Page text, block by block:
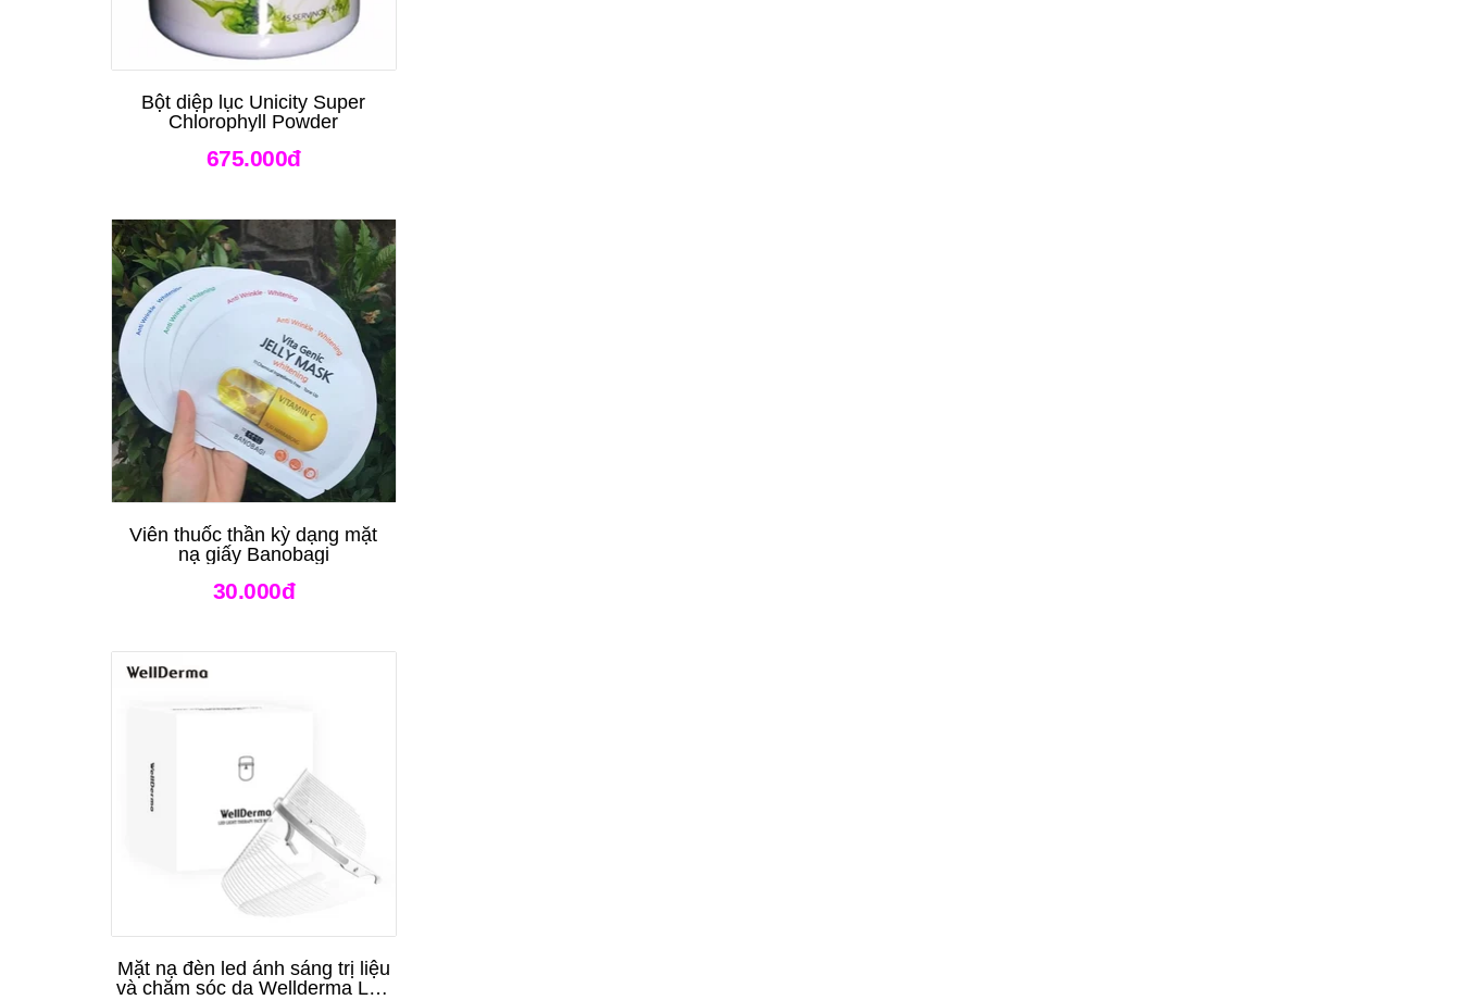
Bột diệp lục Unicity Super
Chlorophyll Powder
675.000đ
Viên thuốc thần kỳ dạng mặt
nạ giấy Banobagi
30.000đ
Mặt nạ đèn led ánh sáng trị liệu
và chăm sóc da Wellderma Led